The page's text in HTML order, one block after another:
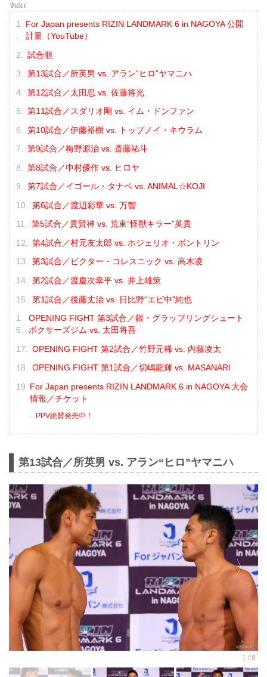
For Japan presents RIZIN LANDMARK 6 in NAGOYA 公開
計量（YouTube）
試合順
第13試合／所英男 vs. アラン“ヒロ”ヤマニハ
第12試合／太田忍 vs. 佐藤将光
第11試合／スダリオ剛 vs. イム・ドンファン
第10試合／伊藤裕樹 vs. トップノイ・キウラム
第9試合／梅野源治 vs. 斎藤祐斗
第8試合／中村優作 vs. ヒロヤ
第7試合／イゴール・タナベ vs. ANIMAL☆KOJI
第6試合／渡辺彩華 vs. 万智
第5試合／貴賢神 vs. 荒東“怪獣キラー”英貴
第4試合／村元友太郎 vs. ホジェリオ・ボントリン
第3試合／ビクター・コレスニック vs. 高木凌
第2試合／渡慶次幸平 vs. 井上雄策
第1試合／後藤丈治 vs. 日比野“エビ中”純也
OPENING FIGHT 第3試合／銀・グラップリングシュート
ボクサーズジム vs. 太田将吾
OPENING FIGHT 第2試合／竹野元稀 vs. 内藤凌太
OPENING FIGHT 第1試合／切嶋龍輝 vs. MASANARI
For Japan presents RIZIN LANDMARK 6 in NAGOYA 大会
情報／チケット
PPV絶賛発売中！
第13試合／所英男 vs. アラン“ヒロ”ヤマニハ